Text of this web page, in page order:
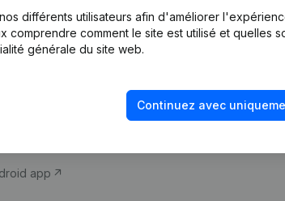
différents utilisateurs afin d'améliorer
comprendre comment le site est utilisé et quelles
générale du site web.
Continuez avec
app
fraude
Consulter des
Vérification de la